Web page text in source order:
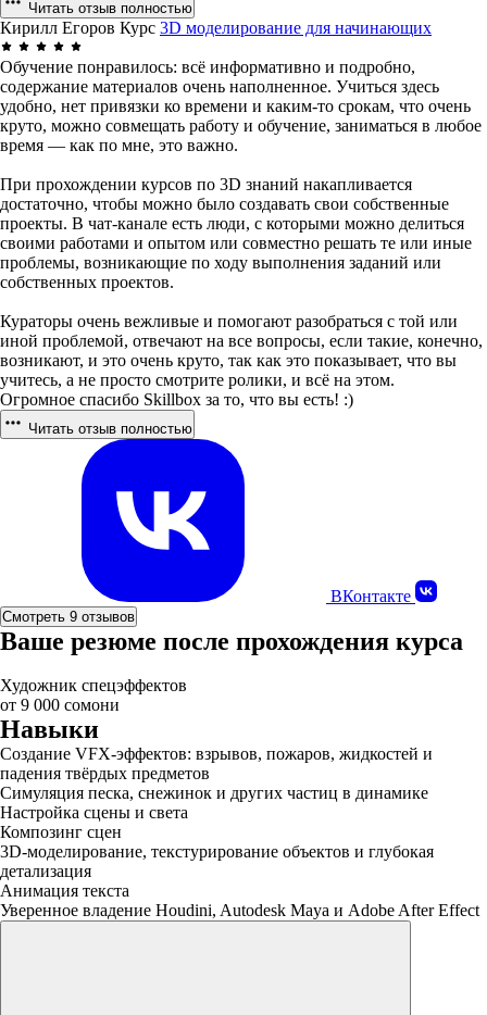
Читать отзыв полностью
Кирилл Егоров Курс 3D моделирова­ние для начинаю­щих
Обучение понравилось: всё информативно и подробно,
содержание материалов очень наполненное. Учиться здесь
удобно, нет привязки ко времени и каким-то срокам, что очень
круто, можно совмещать работу и обучение, заниматься в любое
время — как по мне, это важно.
При прохождении курсов по 3D знаний накапливается
достаточно, чтобы можно было создавать свои собственные
проекты. В чат-канале есть люди, с которыми можно делиться
своими работами и опытом или совместно решать те или иные
проблемы, возникающие по ходу выполнения заданий или
собственных проектов.
Кураторы очень вежливые и помогают разобраться с той или
иной проблемой, отвечают на все вопросы, если такие, конечно,
возникают, и это очень круто, так как это показывает, что вы
учитесь, а не просто смотрите ролики, и всё на этом.
Огромное спасибо Skillbox за то, что вы есть! :)
Читать отзыв полностью
ВКонтакте
Смотреть 9 отзывов
Ваше резюме после прохождения курса
Художник спецэффектов
от 9 000 сомони
Навыки
Создание VFX-эффектов: взрывов, пожаров, жидкостей и
падения твёрдых предметов
Симуляция песка, снежинок и других частиц в динамике
Настройка сцены и света
Композинг сцен
3D-моделирование, текстурирование объектов и глубокая
детализация
Анимация текста
Уверенное владение Houdini, Autodesk Maya и Adobe After Effect